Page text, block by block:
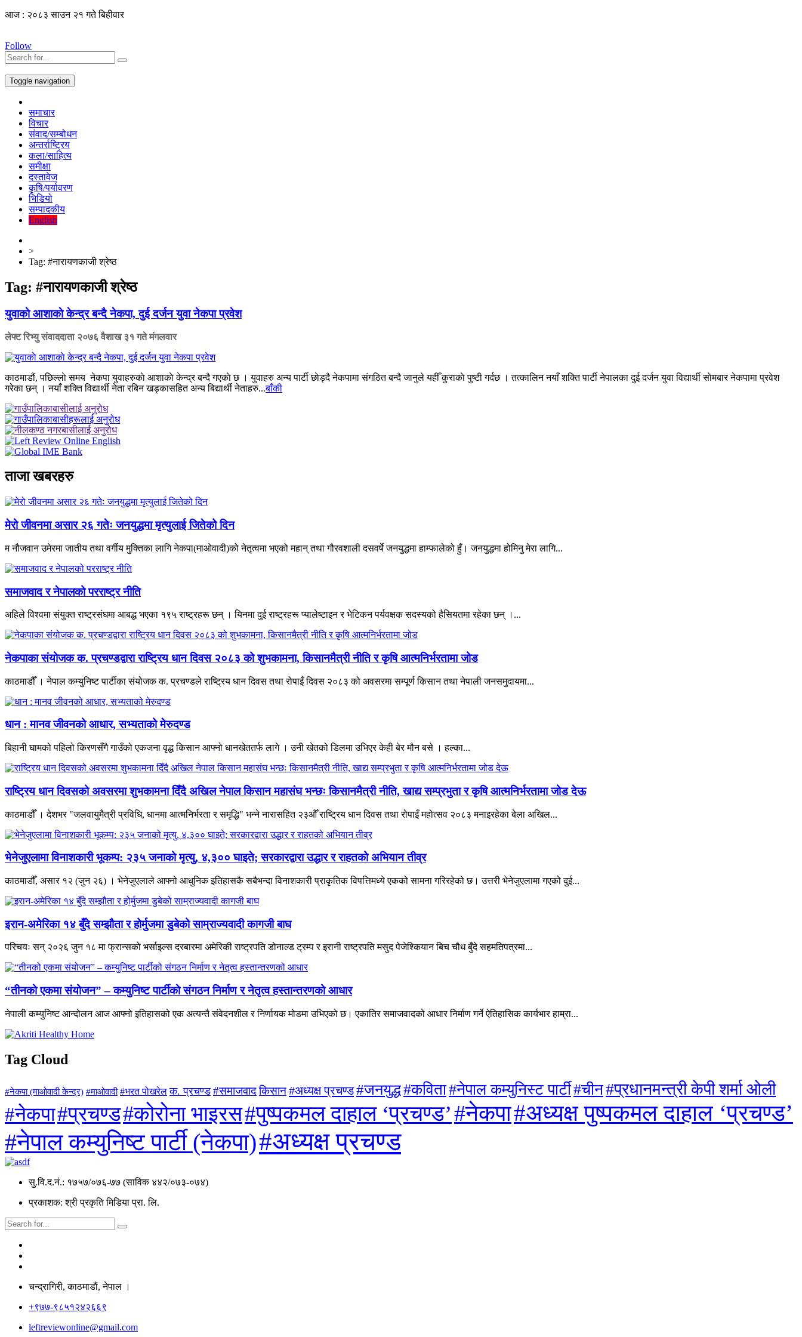
आज : २०८३ साउन २१ गते बिहीवार
Follow
Toggle navigation
समाचार
विचार
संवाद/सम्बोधन
अन्तर्राष्ट्रिय
कला/साहित्य
समीक्षा
दस्तावेज
कृषि/पर्यावरण
भिडियो
सम्पादकीय
English
>
Tag: #नारायणकाजी श्रेष्ठ
Tag: #नारायणकाजी श्रेष्ठ
युवाकाे आशाकाे केन्द्र बन्दै नेकपा, दुई दर्जन युवा नेकपा प्रवेश
लेफ्ट रिभ्यु संवाददाता २०७६ वैशाख ३१ गते मंगलवार
काठमाडौं, पछिल्लाे समय नेकपा युवाहरुकाे आशाकाे केन्द्र बन्दै गएकाे छ । युवाहरु अन्य पार्टी छाेड्दै नेकपामा संगठित बन्दै जानुले यहीँ कुराकाे पुष्टी गर्दछ । तत्कालिन नयाँ शक्ति पार्टी नेपालका दुई दर्जन युवा विद्यार्थी साेमबार नेकपामा प्रवेश
गरेका छन् । नयाँ शक्ति विद्यार्थी नेता रबिन खड्कासहित अन्य बिद्यार्थी नेताहरु...बाँकी
ताजा खबरहरु
मेरो जीवनमा असार २६ गतेः जनयुद्धमा मृत्युलाई जितेको दिन
म नौजवान उमेरमा जातीय तथा वर्गीय मुक्तिका लागि नेकपा(माओवादी)को नेतृत्वमा भएको महान् तथा गौरवशाली दसवर्षे जनयुद्धमा हाम्फालेको हुँ। जनयुद्धमा होमिनु मेरा लागि...
समाजवाद र नेपालको परराष्ट्र नीति
अहिले विश्वमा संयुक्त राष्ट्रसंघमा आबद्ध भएका १९५ राष्ट्रहरू छन् । यिनमा दुई राष्ट्रहरू प्यालेष्टाइन र भेटिकन पर्यवक्षक सदस्यको हैसियतमा रहेका छन् ।...
नेकपाका संयोजक क. प्रचण्डद्वारा राष्ट्रिय धान दिवस २०८३ को शुभकामना, किसानमैत्री नीति र कृषि आत्मनिर्भरतामा जोड
काठमाडौँ । नेपाल कम्युनिष्ट पार्टीका संयोजक क. प्रचण्डले राष्ट्रिय धान दिवस तथा रोपाइँ दिवस २०८३ को अवसरमा सम्पूर्ण किसान तथा नेपाली जनसमुदायमा...
धान : मानव जीवनको आधार, सभ्यताको मेरुदण्ड
बिहानी घामको पहिलो किरणसँगै गाउँको एकजना वृद्ध किसान आफ्नो धानखेततर्फ लागे । उनी खेतको डिलमा उभिएर केही बेर मौन बसे । हल्का...
राष्ट्रिय धान दिवसको अवसरमा शुभकामना दिँदै अखिल नेपाल किसान महासंघ भन्छः किसानमैत्री नीति, खाद्य सम्प्रभुता र कृषि आत्मनिर्भरतामा जोड देऊ
काठमाडौँ । देशभर "जलवायुमैत्री प्रविधि, धानमा आत्मनिर्भरता र समृद्धि" भन्ने नारासहित २३औँ राष्ट्रिय धान दिवस तथा रोपाइँ महोत्सव २०८३ मनाइरहेका बेला अखिल...
भेनेजुएलामा विनाशकारी भूकम्प: २३५ जनाको मृत्यु, ४,३०० घाइते; सरकारद्वारा उद्धार र राहतको अभियान तीव्र
काठमाडौँ, असार १२ (जुन २६) । भेनेजुएलाले आफ्नो आधुनिक इतिहासकै सबैभन्दा विनाशकारी प्राकृतिक विपत्तिमध्ये एकको सामना गरिरहेको छ। उत्तरी भेनेजुएलामा गएको दुई...
इरान-अमेरिका १४ बुँदे सम्झौता र होर्मुजमा डुबेको साम्राज्यवादी कागजी बाघ
परिचयः सन् २०२६ जुन १८ मा फ्रान्सको भर्साइल्स दरबारमा अमेरिकी राष्ट्रपति डोनाल्ड ट्रम्प र इरानी राष्ट्रपति मसुद पेजेश्कियान बिच चौध बुँदे सहमतिपत्रमा...
“तीनको एकमा संयोजन” – कम्युनिष्ट पार्टीको संगठन निर्माण र नेतृत्व हस्तान्तरणको आधार
नेपाली कम्युनिष्ट आन्दोलन आज आफ्नो इतिहासको एक अत्यन्तै संवेदनशील र निर्णायक मोडमा उभिएको छ। एकातिर समाजवादको आधार निर्माण गर्ने ऐतिहासिक कार्यभार हाम्रा...
Tag Cloud
#नेकपा (माओवादी केन्द्र) #माओवादी #भरत पोखरेल क. प्रचण्ड #समाजवादकिसान#अध्यक्ष प्रचण्ड#जनयुद्ध#कविता#नेपाल कम्युनिस्ट पार्टी#चीन#प्रधानमन्त्री केपी शर्मा ओली
#नेकपा#प्रचण्ड#कोरोना भाइरस#पुष्पकमल दाहाल ‘प्रचण्ड’#नेकपा#अध्यक्ष पुष्पकमल दाहाल ‘प्रचण्ड’
#नेपाल कम्युनिष्ट पार्टी (नेकपा)#अध्यक्ष प्रचण्ड
सु.वि.द.नं.: १७५७/०७६-७७ (साविक ४४२/०७३-०७४)
प्रकाशक: श्री प्रकृति मिडिया प्रा. लि.
चन्द्रागिरी, काठमाडाैं, नेपाल ।
+९७७-९८५१२४२६६९
leftreviewonline@gmail.com